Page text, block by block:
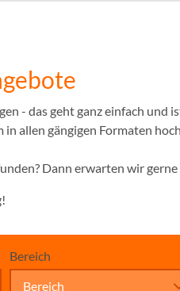
- das geht ganz einfach und
in allen gängigen Formaten
Dann erwarten wir
Bereich
Bereich